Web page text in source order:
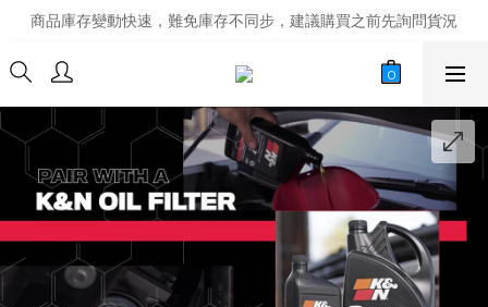
商品庫存變動快速，難免庫存不同步，建議購買之前先詢問貨況
商品庫存變動快速，難免庫存不同步，建議購買之前先詢問貨況
經營超過20年的改裝老字號，安全有保障
商品庫存變動快速，難免庫存不同步，建議購買之前先詢問貨況